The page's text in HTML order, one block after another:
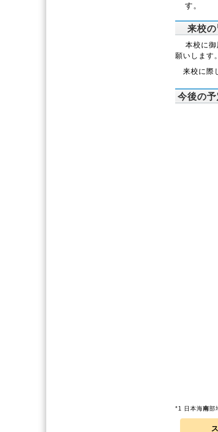
す。
来校の
本校に御
願いします
来校に際
今後の
*1 日本海南部